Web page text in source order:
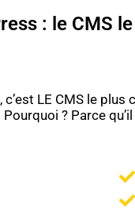
: le CMS
LE CMS le plus
Pourquoi ? Parce